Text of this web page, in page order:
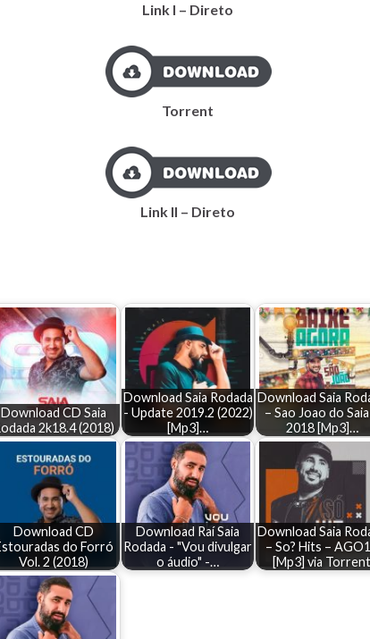
Link I – Direto
Torrent
Link II – Direto
Download CD Saia
2k18.4 (2018)
Download Saia Rodada
- Update 2019.2 (2022)
[Mp3]…
Download Saia
– Sao Joao do
2018 [Mp3]…
Download CD
do Forró
Vol. 2 (2018)
Download Raí Saia
Rodada - "Vou divulgar
o áudio" -…
Download Saia
– So? Hits –
[Mp3] via Torrent